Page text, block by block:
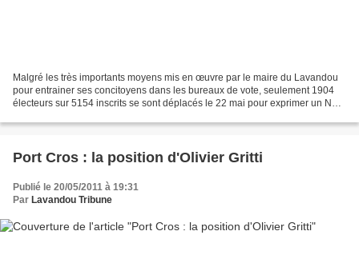
Malgré les très importants moyens mis en œuvre par le maire du Lavandou
pour entrainer ses concitoyens dans les bureaux de vote, seulement 1904
électeurs sur 5154 inscrits se sont déplacés le 22 mai pour exprimer un NON
Port Cros : la position d'Olivier Gritti
Publié le 20/05/2011 à 19:31
Par Lavandou Tribune